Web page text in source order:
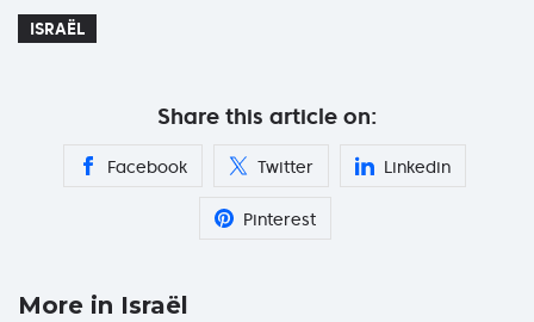
ISRAËL
Share this article on:
Facebook Twitter Linkedin
Pinterest
More in Israël